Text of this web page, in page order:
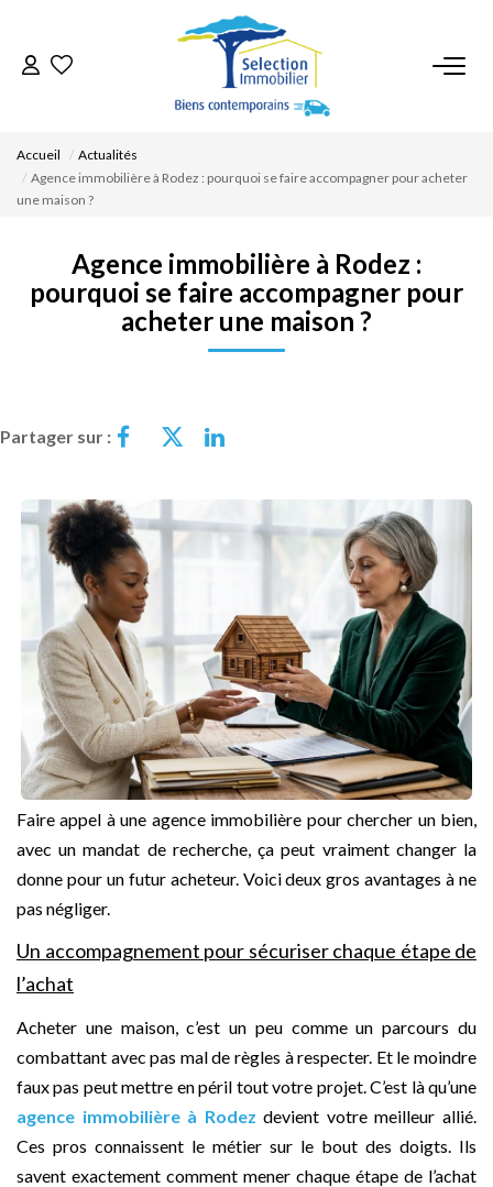
ACCUEIL
NOS BIENS
DÉPOSEZ VOTRE RECHERCHE
CONTACT
Accueil
Actualités
Agence immobilière à Rodez : pourquoi se faire accompagner pour acheter
une maison ?
Agence immobilière à Rodez :
pourquoi se faire accompagner pour
acheter une maison ?
Partager sur :
Faire appel à une agence immobilière pour chercher un bien,
avec un mandat de recherche, ça peut vraiment changer la
donne pour un futur acheteur. Voici deux gros avantages à ne
pas négliger.
Un accompagnement pour sécuriser chaque étape de
l’achat
Acheter une maison, c’est un peu comme un parcours du
combattant avec pas mal de règles à respecter. Et le moindre
faux pas peut mettre en péril tout votre projet. C’est là qu’une
agence immobilière à Rodez devient votre meilleur allié.
Ces pros connaissent le métier sur le bout des doigts. Ils
savent exactement comment mener chaque étape de l’achat